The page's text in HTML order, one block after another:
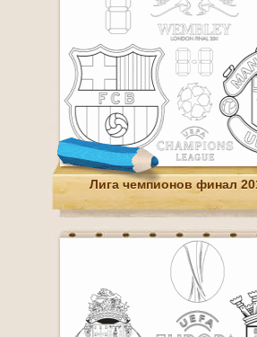
Лига чемпионов финал